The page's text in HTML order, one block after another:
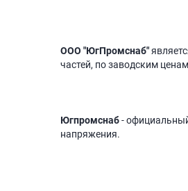
ООО "ЮгПромснаб"
частей, по заводским
Югпромснаб-
напряжения.